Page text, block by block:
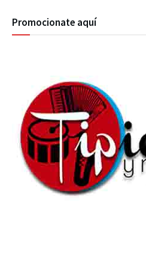
Promocionate aquí